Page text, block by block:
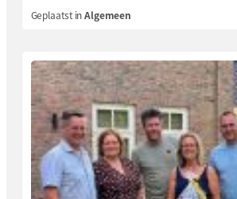
Geplaatst inAlgemeen